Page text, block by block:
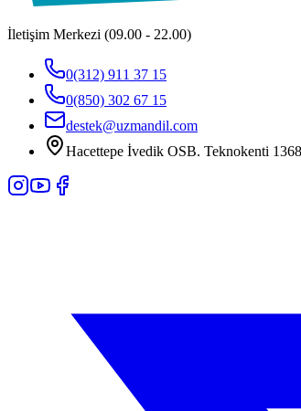
İletişim Merkezi (09.00 - 22.00)
0(312) 911 37 15
0(850) 302 67 15
destek@uzmandil.com
Hacettepe İvedik OSB. Teknokenti